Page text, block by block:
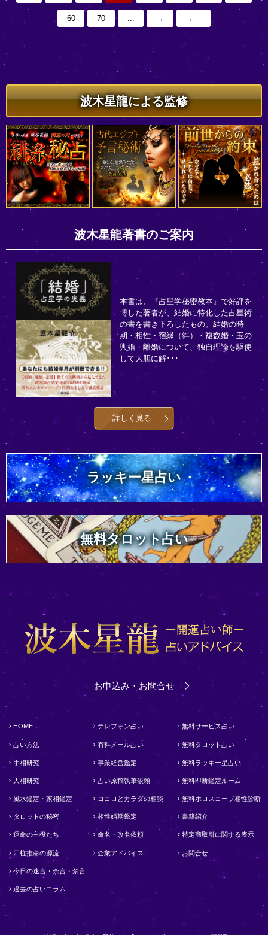
60 70 ... → →｜
波木星龍による監修
波木星龍著書のご案内
本書は、『占星学秘密教本』で好評を
博した著者が、結婚に特化した占星術
の書を書き下ろしたもの。結婚の時
期・相性・宿縁（絆）・複数婚・玉の
輿婚・離婚について、独自理論を駆使
して大胆に解･･･
詳しく見る
ラッキー星占い
無料タロット占い
お申込み・お問合せ
HOME
占い方法
手相研究
人相研究
風水鑑定・家相鑑定
タロットの秘密
運命の主役たち
四柱推命の源流
今日の迷言・余言・禁言
過去の占いコラム
テレフォン占い
有料メール占い
事業経営鑑定
占い原稿執筆依頼
ココロとカラダの相談
相性婚期鑑定
命名・改名依頼
企業アドバイス
無料サービス占い
無料タロット占い
無料ラッキー星占い
無料即断鑑定ルーム
無料ホロスコープ相性診断
書籍紹介
特定商取引に関する表示
お問合せ